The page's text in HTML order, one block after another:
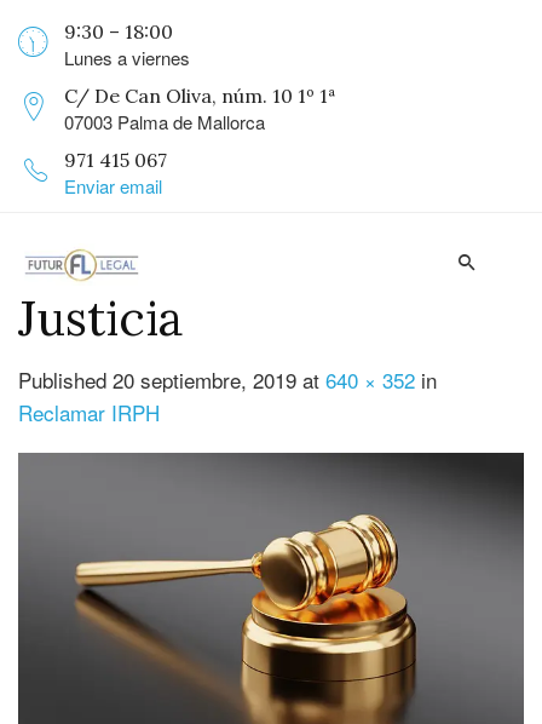
9:30 – 18:00
Lunes a viernes
C/ De Can Oliva, núm. 10 1º 1ª
07003 Palma de Mallorca
971 415 067
Enviar email
Justicia
Published 20 septiembre, 2019 at 640 × 352 in
Reclamar IRPH